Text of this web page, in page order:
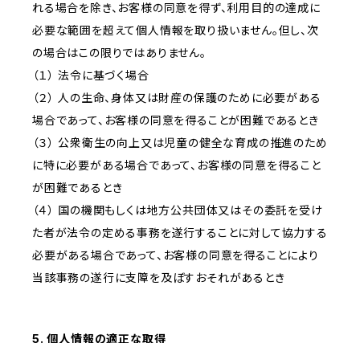
れる場合を除き、お客様の同意を得ず、利用目的の達成に
必要な範囲を超えて個人情報を取り扱いません。但し、次
の場合はこの限りではありません。
（１） 法令に基づく場合
（２） 人の生命、身体又は財産の保護のために必要がある
場合であって、お客様の同意を得ることが困難であるとき
（３） 公衆衛生の向上又は児童の健全な育成の推進のため
に特に必要がある場合であって、お客様の同意を得ること
が困難であるとき
（４） 国の機関もしくは地方公共団体又はその委託を受け
た者が法令の定める事務を遂行することに対して協力する
必要がある場合であって、お客様の同意を得ることにより
当該事務の遂行に支障を及ぼすおそれがあるとき
5. 個人情報の適正な取得